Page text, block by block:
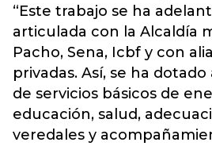
“Este trabajo se ha
articulada con la Alcaldía
Pacho, Sena, Icbf y con
privadas. Así, se ha
de servicios básicos de
educación, salud,
veredales y